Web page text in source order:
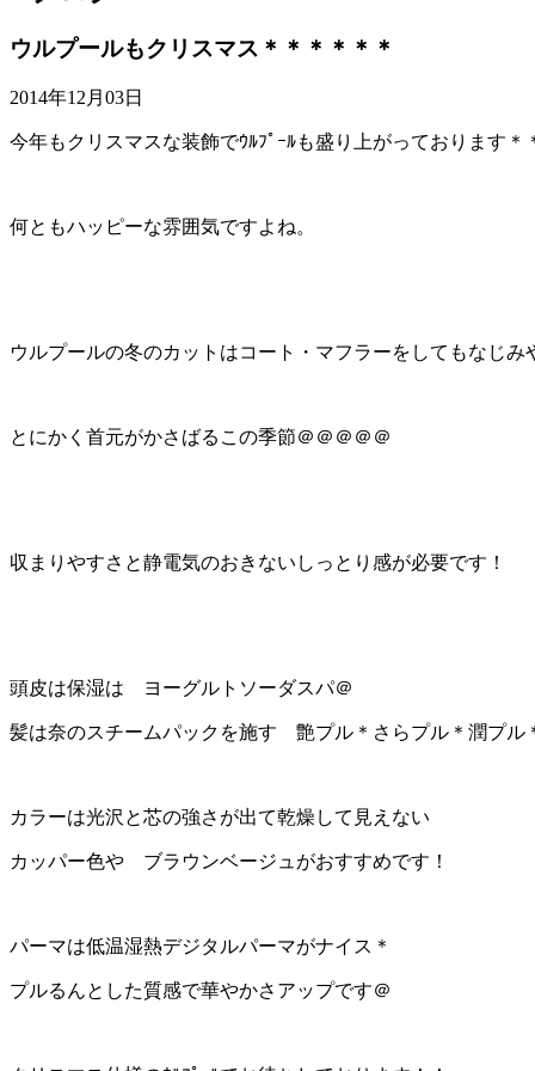
ウルプールもクリスマス＊＊＊＊＊＊
2014年12月03日
今年もクリスマスな装飾でｳﾙﾌﾟｰﾙも盛り上がっております＊
何ともハッピーな雰囲気ですよね。
ウルプールの冬のカットはコート・マフラーをしてもなじみ
とにかく首元がかさばるこの季節＠＠＠＠＠
収まりやすさと静電気のおきないしっとり感が必要です！
頭皮は保湿は ヨーグルトソーダスパ＠
髪は奈のスチームパックを施す 艶プル＊さらプル＊潤プル
カラーは光沢と芯の強さが出て乾燥して見えない
カッパー色や ブラウンベージュがおすすめです！
パーマは低温湿熱デジタルパーマがナイス＊
プルるんとした質感で華やかさアップです＠